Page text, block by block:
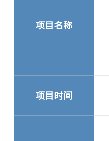
项目名称
项目时间